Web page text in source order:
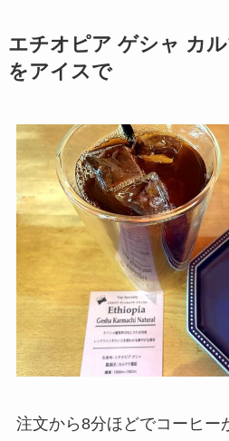
エチオピア ゲシャ カ
をアイスで
注文から8分ほどでコーヒー